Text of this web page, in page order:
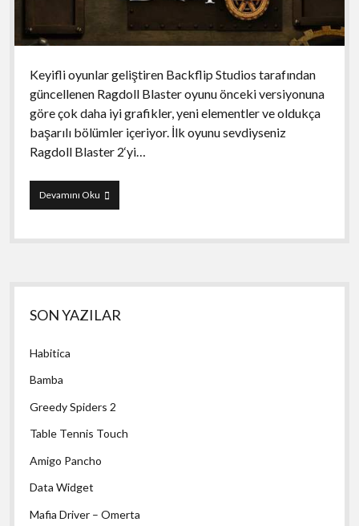
Keyifli oyunlar geliştiren Backflip Studios tarafından
güncellenen Ragdoll Blaster oyunu önceki versiyonuna
göre çok daha iyi grafikler, yeni elementler ve oldukça
başarılı bölümler içeriyor. İlk oyunu sevdiyseniz
Ragdoll Blaster 2‘yi…
Devamını OkuRagdoll
Blaster
Yan
Menü
SON YAZILAR
Habitica
Bamba
Greedy Spiders 2
Table Tennis Touch
Amigo Pancho
Data Widget
Mafia Driver – Omerta